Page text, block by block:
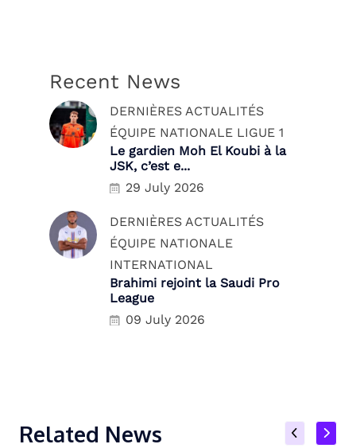
Recent News
DERNIÈRES ACTUALITÉS
ÉQUIPE NATIONALE LIGUE 1
Le gardien Moh El Koubi à la
JSK, c’est e...
29 July 2026
DERNIÈRES ACTUALITÉS
ÉQUIPE NATIONALE
INTERNATIONAL
Brahimi rejoint la Saudi Pro
League
09 July 2026
Related News